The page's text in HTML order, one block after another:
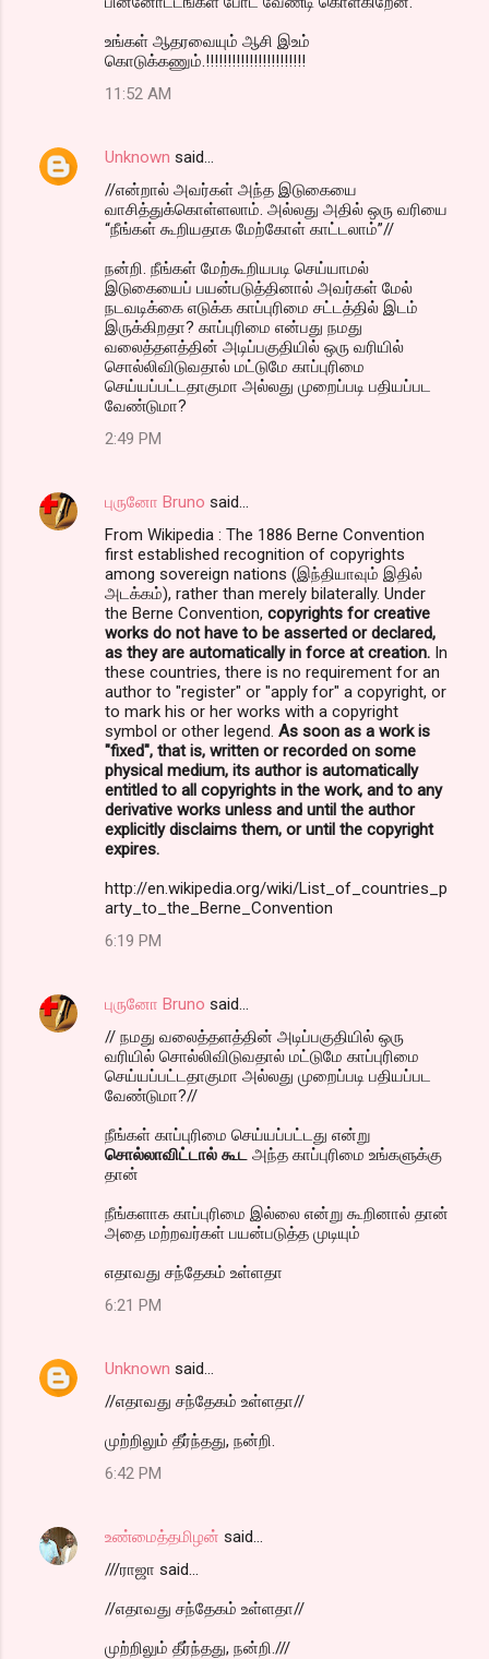
உங்கள் ஆதரவையும் ஆசி இஉம்
கொடுக்கணும்.!!!!!!!!!!!!!!!!!!!!!!!
11:52 AM
Unknown said…
//என்றால் அவர்கள் அந்த இடுகையை
வாசித்துக்கொள்ளலாம். அல்லது அதில் ஒரு வரியை
“நீங்கள் கூறியதாக மேற்கோள் காட்டலாம்”//
நன்றி. நீங்கள் மேற்கூறியபடி செய்யாமல்
இடுகையைப் பயன்படுத்தினால் அவர்கள் மேல்
நடவடிக்கை எடுக்க காப்புரிமை சட்டத்தில் இடம்
இருக்கிறதா? காப்புரிமை என்பது நமது
வலைத்தளத்தின் அடிப்பகுதியில் ஒரு வரியில்
சொல்லிவிடுவதால் மட்டுமே காப்புரிமை
செய்யப்பட்டதாகுமா அல்லது முறைப்படி பதியப்பட
வேண்டுமா?
2:49 PM
புருனோ Bruno said…
From Wikipedia : The 1886 Berne Convention
first established recognition of copyrights
among sovereign nations (இந்தியாவும் இதில்
அடக்கம்), rather than merely bilaterally. Under
the Berne Convention, copyrights for creative
works do not have to be asserted or declared,
as they are automatically in force at creation. In
these countries, there is no requirement for an
author to "register" or "apply for" a copyright, or
to mark his or her works with a copyright
symbol or other legend. As soon as a work is
"fixed", that is, written or recorded on some
physical medium, its author is automatically
entitled to all copyrights in the work, and to any
derivative works unless and until the author
explicitly disclaims them, or until the copyright
expires.
http://en.wikipedia.org/wiki/List_of_countries_p
arty_to_the_Berne_Convention
6:19 PM
புருனோ Bruno said…
// நமது வலைத்தளத்தின் அடிப்பகுதியில் ஒரு
வரியில் சொல்லிவிடுவதால் மட்டுமே காப்புரிமை
செய்யப்பட்டதாகுமா அல்லது முறைப்படி பதியப்பட
வேண்டுமா?//
நீங்கள் காப்புரிமை செய்யப்பட்டது என்று
சொல்லாவிட்டால் கூட அந்த காப்புரிமை உங்களுக்கு
தான்
நீங்களாக காப்புரிமை இல்லை என்று கூறினால் தான்
அதை மற்றவர்கள் பயன்படுத்த முடியும்
எதாவது சந்தேகம் உள்ளதா
6:21 PM
Unknown said…
//எதாவது சந்தேகம் உள்ளதா//
முற்றிலும் தீர்ந்தது, நன்றி.
6:42 PM
உண்மைத்தமிழன் said…
///ராஜா said...
//எதாவது சந்தேகம் உள்ளதா//
முற்றிலும் தீர்ந்தது, நன்றி.///